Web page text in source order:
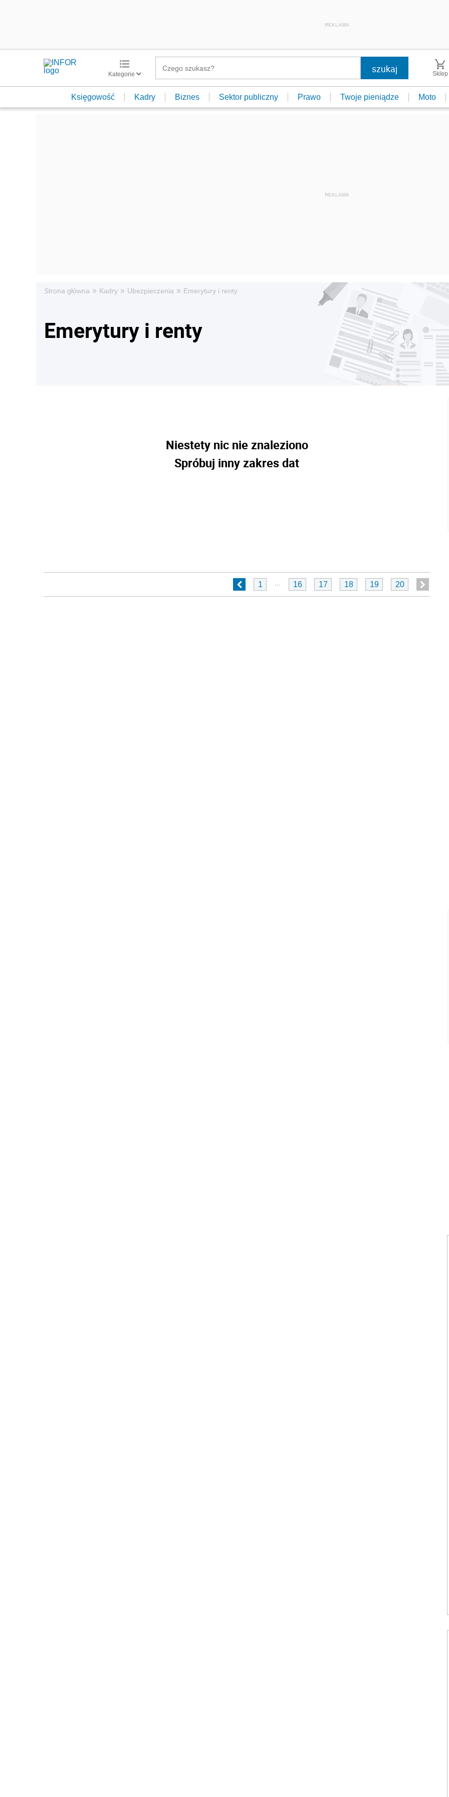
REKLAMA
Kategorie Sklep
Księgowość Kadry Biznes Sektor publiczny Prawo Twoje pieniądze Moto
Strona główna » Kadry » Ubezpieczenia » Emerytury i renty
Emerytury i renty
Niestety nic nie znaleziono
Spróbuj inny zakres dat
1 ... 16 17 18 19 20